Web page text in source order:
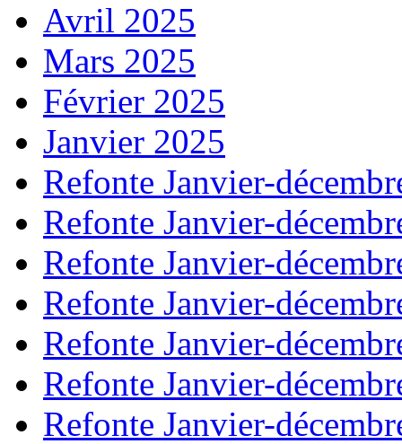
Avril 2025
Mars 2025
Février 2025
Janvier 2025
Refonte Janvier-
Refonte Janvier-
Refonte Janvier-
Refonte Janvier-
Refonte Janvier-
Refonte Janvier-
Refonte Janvier-